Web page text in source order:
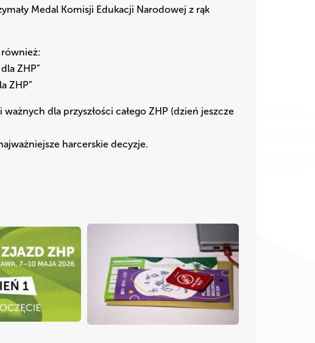
Medal Komisji Edukacji Narodowej z rąk
również:
ZHP”
ZHP”
dla przyszłości całego ZHP (dzień jeszcze
harcerskie decyzje.